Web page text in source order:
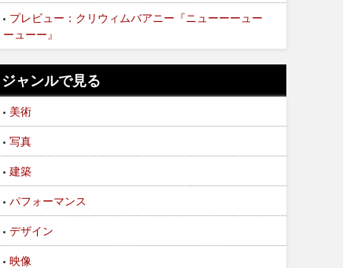
プレビュー：クリウィムバアニー『ニューーーュー
ーューー』
ジャンルで見る
美術
写真
建築
パフォーマンス
デザイン
映像